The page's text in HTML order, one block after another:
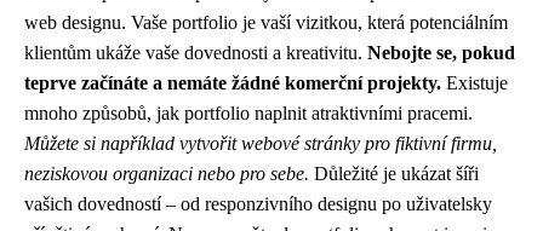
web designu. Vaše portfolio je vaší vizitkou, která potenciálním
klientům ukáže vaše dovednosti a kreativitu. Nebojte se, pokud
teprve začínáte a nemáte žádné komerční projekty. Existuje
mnoho způsobů, jak portfolio naplnit atraktivními pracemi.
Můžete si například vytvořit webové stránky pro fiktivní firmu,
neziskovou organizaci nebo pro sebe. Důležité je ukázat šíři
vašich dovedností – od responzivního designu po uživatelsky